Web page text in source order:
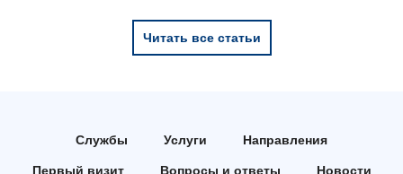
Читать все статьи
Службы Услуги Направления
Первый визит Вопросы и ответы Новости